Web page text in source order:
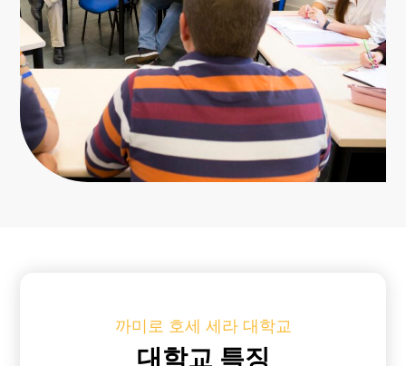
까미로 호세 세라 대학교
대학교 특징